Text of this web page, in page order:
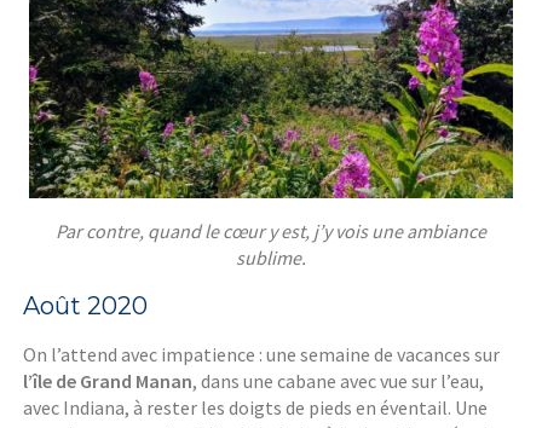
Par contre, quand le cœur y est, j’y vois une ambiance
sublime.
Août 2020
On l’attend avec impatience : une semaine de vacances sur
l’île de Grand Manan, dans une cabane avec vue sur l’eau,
avec Indiana, à rester les doigts de pieds en éventail. Une